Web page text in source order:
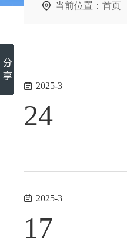
当前位置：首页
2025-3
24
2025-3
17